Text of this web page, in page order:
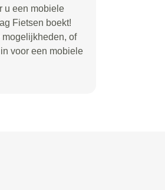
u een mobiele
Fietsen boekt!
of
voor een mobiele